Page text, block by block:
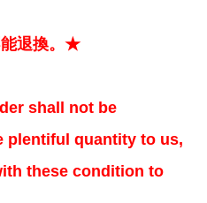
能退換。★
shall not be
plentiful quantity to us,
these condition to